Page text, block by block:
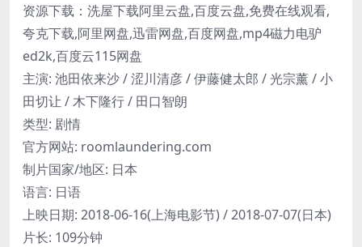
资源下载：洗屋下载阿里云盘,百度云盘,免费在线观看,
夸克下载,阿里网盘,迅雷网盘,百度网盘,mp4磁力电驴
ed2k,百度云115网盘
主演: 池田依来沙 / 涩川清彦 / 伊藤健太郎 / 光宗薰 / 小
田切让 / 木下隆行 / 田口智朗
类型: 剧情
官方网站: roomlaundering.com
制片国家/地区: 日本
语言: 日语
上映日期: 2018-06-16(上海电影节) / 2018-07-07(日本)
片长: 109分钟